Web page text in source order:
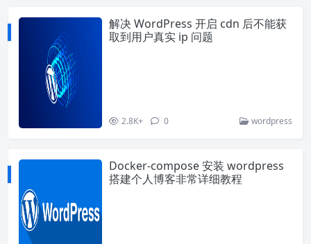
解决 WordPress 开启 cdn 后不能获
取到用户真实 ip 问题
2.8K+ 0 wordpress
Docker-compose 安装 wordpress
搭建个人博客非常详细教程